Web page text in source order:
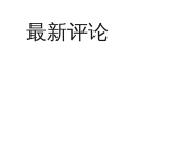
最新评论